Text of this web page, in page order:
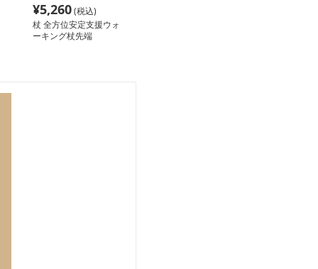
¥5,260(税込)
杖 全方位安定支援ウォ
ーキング杖先端